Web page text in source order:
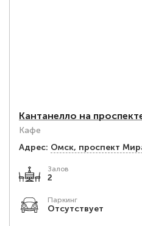
Кантанелло на
Кафе
Адрес: Омск, проспект
Залов
2
Паркинг
Отсутствует